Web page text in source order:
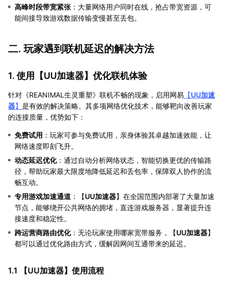
高峰时段带宽紧张 ：大量网络用户同时在线，抢占带宽资源，可
能间接导致游戏数据传输变慢甚至丢包。
二. 玩家遇到联机延迟的解决方法
1. 使用【UU加速器】优化联机体验
针对《REANIMAL生灵重塑》联机不畅的现象，启用网易 【UU加速
器】 是有效的解决策略。其多项网络优化技术，能够靶向改善玩家
的连接质量，优势如下：
免费试用 ：玩家可参与免费试用，亲身体验其卓越加速效能，让
网络速度即刻飞升。
动态延迟优化：通过自动分析网络状态，智能切换更优的传输路
径，帮助玩家最大限度地降低延迟和丢包率，保障双人协作的流
畅互动。
专用游戏加速通道 ：【UU加速器】在全国范围内部署了大量加速
节点，能够绕开公共网络的拥堵，直连游戏服务器，显著提升连
接速度和稳定性。
跨运营商路由优化：无论玩家使用哪家宽带服务，【UU加速器】
都可以通过优化路由方式，缓解因网间互通带来的延迟。
1.1 【UU加速器】使用流程